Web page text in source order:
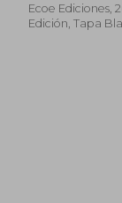
Ecoe Ediciones,
Edición, Tapa